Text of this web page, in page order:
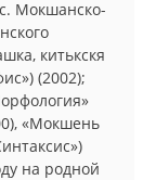
Мокшанско-
китькскя
(2002);
«Мокшень
на родной